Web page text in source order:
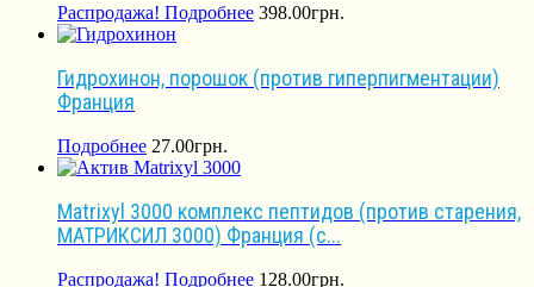
Распродажа! Подробнее 398.00грн.
Гидрохинон, порошок (против гиперпигментации)
Франция
Подробнее 27.00грн.
Matrixyl 3000 комплекс пептидов (против старения,
МАТРИКСИЛ 3000) Франция (с...
Распродажа! Подробнее 128.00грн.